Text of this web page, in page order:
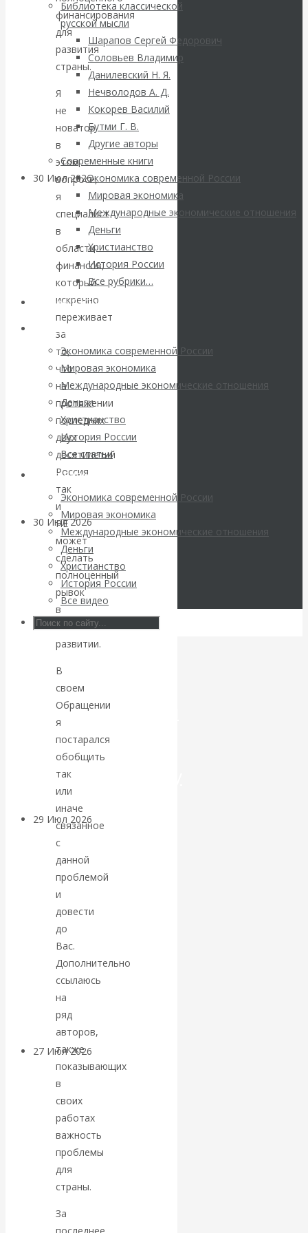
Библиотека классической
русской мысли
Шарапов Сергей Федорович
Соловьев Владимир
Данилевский Н. Я.
Нечволодов А. Д.
Кокорев Василий
Бутми Г. В.
Другие авторы
Современные книги
Экономика современной России
Мировая экономика
Международные экономические отношения
Деньги
Христианство
История России
Все рубрики…
Авторы РЭОШ
Экономика современной России
Мировая экономика
Международные экономические отношения
Деньги
Христианство
История России
Все статьи
Архив Видео
Экономика современной России
Мировая экономика
Международные экономические отношения
Деньги
Христианство
История России
Все видео
ВАлентин
Катасонов.
Саммит НАТО в
Турции: Drang
nach Osten
30 Июл 2026Банки
Валентин
Катасонов. Кто
определяет
погоду на
финансовых
рынках?
Минфины хотят
быть главнее
Центробанков?
30 Июл 2026Цифровая
экономика
Валентин
Катасонов.
Искусственный
интеллект —
революционный
переход к
посткапитализму
29 Июл 2026
Валентин
Катасонов.
«Мировые
ростовщики»:
вчера и сегодня
27 Июл 2026
валютная система
Валентин
КАтасонов.
«МЕТОД
ОТМЫВАНИЯ
финансирования
для
развития
страны.
Я
не
новатор
в
этом
вопросе,
я
специалист
в
области
финансов,
который
искренно
переживает
за
то,
что
на
протяжении
последних
двух
десятилетий
Россия
так
и
НЕ
может
сделать
полноценный
рывок
в
своем
развитии.
В
своем
Обращении
я
постарался
обобщить
так
или
иначе
связанное
с
данной
проблемой
и
довести
до
Вас.
Дополнительно
ссылаюсь
на
ряд
авторов,
также
показывающих
в
своих
работах
важность
проблемы
для
страны.
За